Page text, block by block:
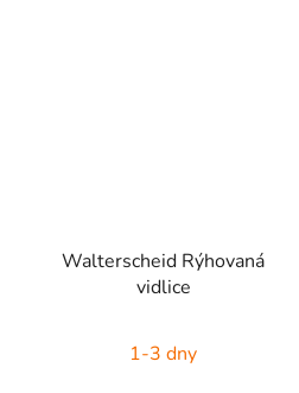
Walterscheid Rýhovaná
vidlice
1-3 dny